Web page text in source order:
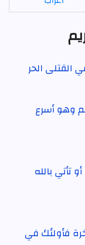
القتلى الحر
وهو أسرع
تأتي بالله
فأولئك في